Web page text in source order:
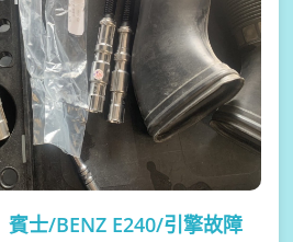
賓士/BENZ E240/引擎故障